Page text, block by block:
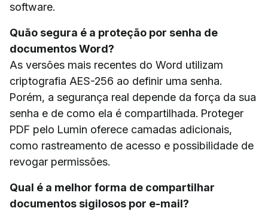
software.
Quão segura é a proteção por senha de
documentos Word?
As versões mais recentes do Word utilizam
criptografia AES-256 ao definir uma senha.
Porém, a segurança real depende da força da sua
senha e de como ela é compartilhada. Proteger
PDF pelo Lumin oferece camadas adicionais,
como rastreamento de acesso e possibilidade de
revogar permissões.
Qual é a melhor forma de compartilhar
documentos sigilosos por e-mail?